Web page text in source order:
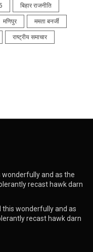
बिहार राजनीति
मणिपुर ममता बनर्जी
राष्ट्रीय समाचार
wonderfully and as the
recast hawk darn
this wonderfully and as
recast hawk darn